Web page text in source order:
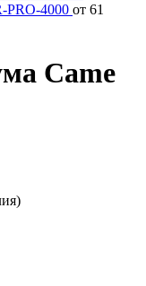
PRO-4000 от 61
Came